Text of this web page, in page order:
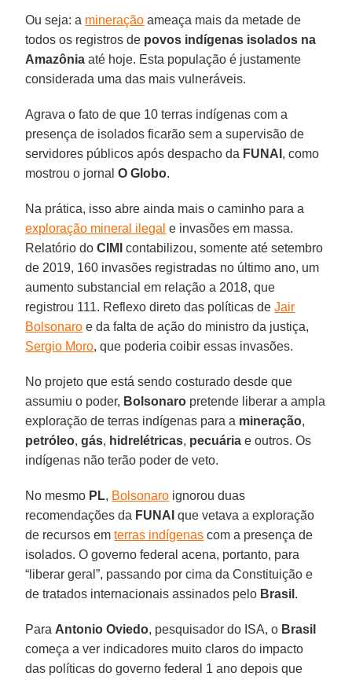
Ou seja: a mineração ameaça mais da metade de
todos os registros de povos indígenas isolados na
Amazônia até hoje. Esta população é justamente
considerada uma das mais vulneráveis.
Agrava o fato de que 10 terras indígenas com a
presença de isolados ficarão sem a supervisão de
servidores públicos após despacho da FUNAI , como
mostrou o jornalO Globo.
Na prática, isso abre ainda mais o caminho para a
exploração mineral ilegal e invasões em massa.
Relatório doCIMI contabilizou, somente até setembro
de 2019, 160 invasões registradas no último ano, um
aumento substancial em relação a 2018, que
registrou 111. Reflexo direto das políticas deJair
Bolsonaro e da falta de ação do ministro da justiça,
Sergio Moro, que poderia coibir essas invasões.
No projeto que está sendo costurado desde que
assumiu o poder, Bolsonaro pretende liberar a ampla
exploração de terras indígenas para a mineração,
petróleo,gás, hidrelétricas, pecuária e outros. Os
indígenas não terão poder de veto.
No mesmo PL, Bolsonaro ignorou duas
recomendações da FUNAI que vetava a exploração
de recursos emterras indígenas com a presença de
isolados. O governo federal acena, portanto, para
“liberar geral”, passando por cima da Constituição e
de tratados internacionais assinados pelo Brasil .
Para Antonio Oviedo, pesquisador do ISA, o Brasil
começa a ver indicadores muito claros do impacto
das políticas do governo federal 1 ano depois que